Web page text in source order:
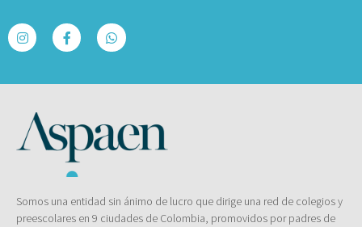
Somos una entidad sin ánimo de lucro que dirige una red de colegios y
preescolares en 9 ciudades de Colombia, promovidos por padres de